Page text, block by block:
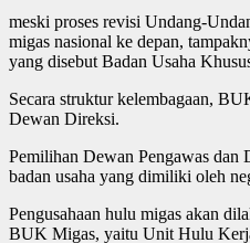
meski proses revisi Undang-
migas nasional ke depan,
yang disebut Badan Usaha
Secara struktur kelembagaan,
Dewan Direksi.
Pemilihan Dewan Pengawas
badan usaha yang dimiliki oleh
Pengusahaan hulu migas akan
BUK Migas, yaitu Unit Hulu